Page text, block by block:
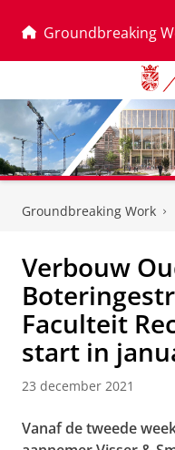
Groundbreaking
Groundbreaking Work
Verbouw
Faculteit
start in
23 december 2021
Vanaf de tweede